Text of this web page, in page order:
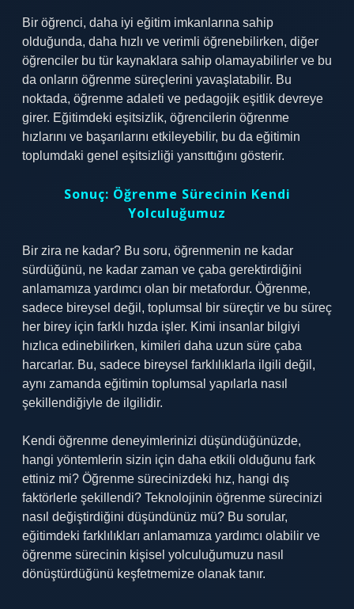
Bir öğrenci, daha iyi eğitim imkanlarına sahip
olduğunda, daha hızlı ve verimli öğrenebilirken, diğer
öğrenciler bu tür kaynaklara sahip olamayabilirler ve bu
da onların öğrenme süreçlerini yavaşlatabilir. Bu
noktada, öğrenme adaleti ve pedagojik eşitlik devreye
girer. Eğitimdeki eşitsizlik, öğrencilerin öğrenme
hızlarını ve başarılarını etkileyebilir, bu da eğitimin
toplumdaki genel eşitsizliği yansıttığını gösterir.
Sonuç: Öğrenme Sürecinin Kendi
Yolculuğumuz
Bir zira ne kadar? Bu soru, öğrenmenin ne kadar
sürdüğünü, ne kadar zaman ve çaba gerektirdiğini
anlamamıza yardımcı olan bir metafordur. Öğrenme,
sadece bireysel değil, toplumsal bir süreçtir ve bu süreç
her birey için farklı hızda işler. Kimi insanlar bilgiyi
hızlıca edinebilirken, kimileri daha uzun süre çaba
harcarlar. Bu, sadece bireysel farklılıklarla ilgili değil,
aynı zamanda eğitimin toplumsal yapılarla nasıl
şekillendiğiyle de ilgilidir.
Kendi öğrenme deneyimlerinizi düşündüğünüzde,
hangi yöntemlerin sizin için daha etkili olduğunu fark
ettiniz mi? Öğrenme sürecinizdeki hız, hangi dış
faktörlerle şekillendi? Teknolojinin öğrenme sürecinizi
nasıl değiştirdiğini düşündünüz mü? Bu sorular,
eğitimdeki farklılıkları anlamamıza yardımcı olabilir ve
öğrenme sürecinin kişisel yolculuğumuzu nasıl
dönüştürdüğünü keşfetmemize olanak tanır.